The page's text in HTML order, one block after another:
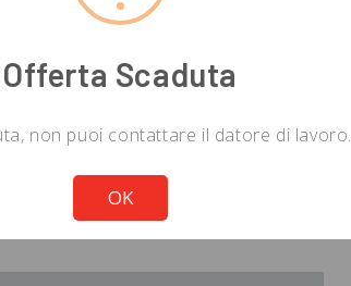
valorizzare le sinergie riguardanti i
le PAL e le politiche formative, visto
L.R. 29 giugno 2018, n. 29 (pubblicata
livello; usare i tool di monitoraggio
aziende clienti; applicare le
eseguire test e simulazioni di guasti
Offerta Scaduta
non puoi contattare il datore di lavoro.
OK